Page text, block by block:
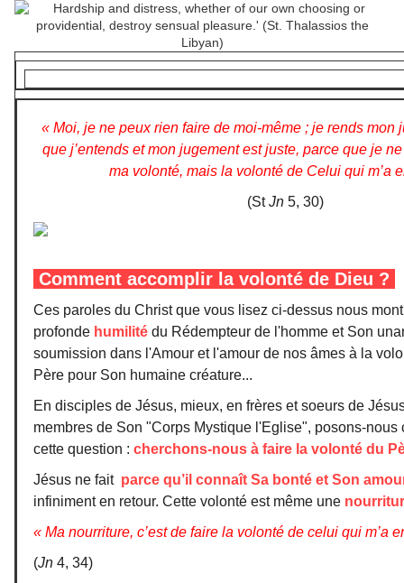
« Moi, je ne peux rien faire de moi-même ; je rends mon
que j’entends et mon jugement est juste, parce que je
ma volonté, mais la volonté de Celui qui m’a
(StJn5, 30)
Comment accomplir la volonté de Dieu ?
Ces paroles du Christ que vous lisez ci-dessus nous
profonde humilité du Rédempteur de l'homme et Son
soumission dans l'Amour et l'amour de nos âmes à la
Père pour Son humaine créature...
En disciples de Jésus, mieux, en frères et soeurs de
membres de Son "Corps Mystique l'Eglise", posons-nous
cette question : cherchons-nous à faire la volonté du
Jésus ne fait parce qu’il connaît Sa bonté et Son
infiniment en retour. Cette volonté est même une
« Ma nourriture, c’est de faire la volonté de celui qui m’a
(Jn 4, 34)